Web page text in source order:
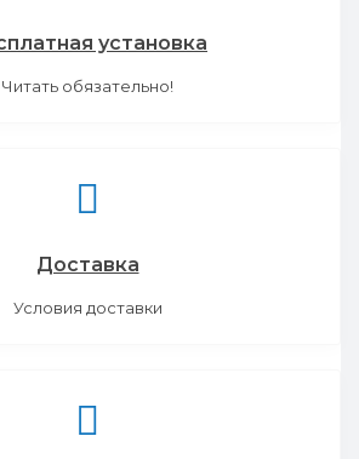
установка
Читать обязательно!
Доставка
Условия доставки